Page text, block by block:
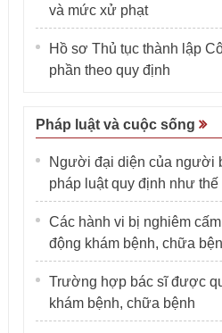
và mức xử phạt
Hồ sơ Thủ tục thành lập
phần theo quy định
Pháp luật và cuộc sống
Người đại diện của người
pháp luật quy định như thế
Các hành vi bị nghiêm
động khám bệnh, chữa
Trường hợp bác sĩ được
khám bệnh, chữa bệnh